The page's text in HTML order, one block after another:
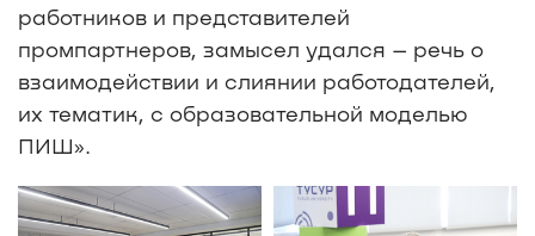
работников и представителей
промпартнеров, замысел удался – речь о
взаимодействии и слиянии работодателей,
их тематик, с образовательной моделью
ПИШ».